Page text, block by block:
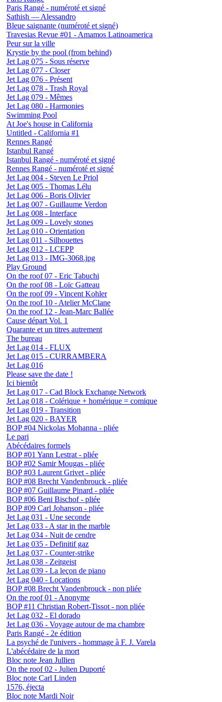
Paris Rangé - numéroté et signé
Sathish — Alessandro
Bleue saignante (numéroté et signé)
Travesias Revue #01 - Amamos Latinoamerica
Peur sur la ville
Krystie by the pool (from behind)
Jet Lag 075 - Sous réserve
Jet Lag 077 - Closer
Jet Lag 076 - Présent
Jet Lag 078 - Trash Royal
Jet Lag 079 - Mêmes
Jet Lag 080 - Harmonies
Swimming Pool
At Joe's house in California
Untitled - California #1
Rennes Rangé
Istanbul Rangé
Istanbul Rangé - numéroté et signé
Rennes Rangé - numéroté et signé
Jet Lag 004 - Steven Le Priol
Jet Lag 005 - Thomas Lélu
Jet Lag 006 - Boris Olivier
Jet Lag 007 - Guillaume Verdon
Jet Lag 008 - Interface
Jet Lag 009 - Lovely stones
Jet Lag 010 - Orientation
Jet Lag 011 - Silhouettes
Jet Lag 012 - LCEPP
Jet Lag 013 - IMG-3068.jpg
Play Ground
On the roof 07 - Eric Tabuchi
On the roof 08 - Loïc Gatteau
On the roof 09 - Vincent Kohler
On the roof 10 - Atelier McClane
On the roof 12 - Jean-Marc Ballée
Cause départ Vol. 1
Quarante et un titres autrement
The bureau
Jet Lag 014 - FLUX
Jet Lag 015 - CURRAMBERA
Jet Lag 016
Please save the date !
Ici bientôt
Jet Lag 017 - Cad Block Exchange Network
Jet Lag 018 - Colérique + homérique = comique
Jet Lag 019 - Transition
Jet Lag 020 - BAYER
BOP #04 Nickolas Mohanna - pliée
Le pari
Abécédaires formels
BOP #01 Yann Lestrat - pliée
BOP #02 Samir Mougas - pliée
BOP #03 Laurent Grivet - pliée
BOP #08 Brecht Vandenbrouck - pliée
BOP #07 Guillaume Pinard - pliée
BOP #06 Beni Bischof - pliée
BOP #09 Carl Johanson - pliée
Jet Lag 031 - Une seconde
Jet Lag 033 - A star in the marble
Jet Lag 034 - Nuit de cendre
Jet Lag 035 - Definitif gaz
Jet Lag 037 - Counter-strike
Jet Lag 038 - Zeitgeist
Jet Lag 039 - La leçon de piano
Jet Lag 040 - Locations
BOP #08 Brecht Vandenbrouck - non pliée
On the roof 01 - Anonyme
BOP #11 Christian Robert-Tissot - non pliée
Jet Lag 032 - El dorado
Jet Lag 036 - Voyage autour de ma chambre
Paris Rangé - 2e édition
La psyché de l'univers - hommage à F. J. Varela
L'abécédaire de la mort
Bloc note Jean Jullien
On the roof 02 - Julien Duporté
Bloc note Carl Linden
1576, éjecta
Bloc note Mardi Noir